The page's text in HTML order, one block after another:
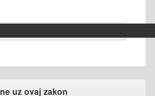
uz ovaj zakon